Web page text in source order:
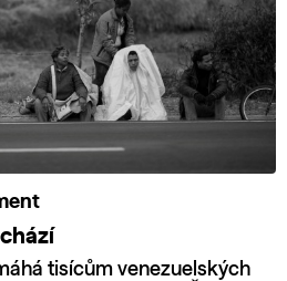
tisícům venezuelských